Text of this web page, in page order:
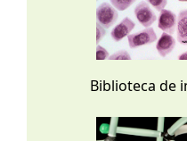
Biblioteca de